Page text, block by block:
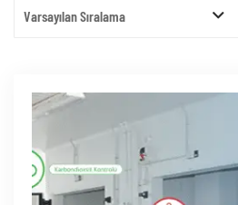
Varsayılan Sıralama